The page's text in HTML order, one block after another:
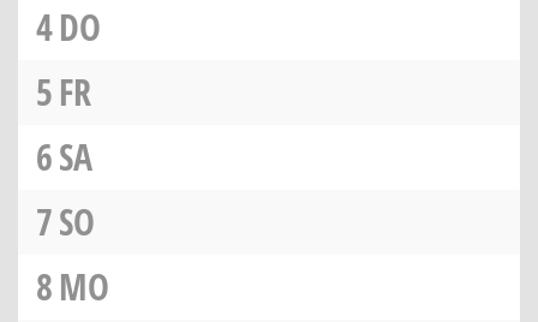
4DO
5FR
6SA
7SO
8MO